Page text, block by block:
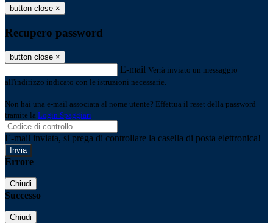
button close ×
Recupero password
button close ×
E-mail Verrà inviato un messaggio
all'indirizzo indicato con le istruzioni necessarie.
Non hai una e-mail associata al nome utente? Effettua il reset della password
tramite la Login Spaggiari
E-mail inviata, si prega di controllare la casella di posta elettronica!
Errore
Chiudi
Successo
Chiudi